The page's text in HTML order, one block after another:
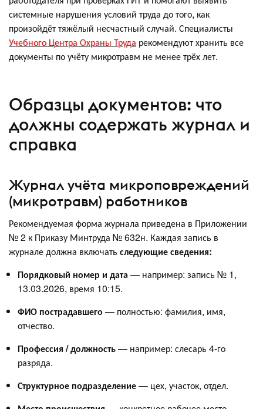
системные нарушения условий труда до того, как
произойдёт тяжёлый несчастный случай. Специалисты
Учебного Центра Охраны Труда рекомендуют хранить все
документы по учёту микротравм не менее трёх лет.
Образцы документов: что
должны содержать журнал и
справка
Журнал учёта микроповреждений
(микротравм) работников
Рекомендуемая форма журнала приведена в Приложении
№ 2 к Приказу Минтруда № 632н. Каждая запись в
журнале должна включать следующие сведения:
Порядковый номер и дата — например: запись № 1,
13.03.2026, время 10:15.
ФИО пострадавшего — полностью: фамилия, имя,
отчество.
Профессия / должность— например: слесарь 4-го
разряда.
Структурное подразделение— цех, участок, отдел.